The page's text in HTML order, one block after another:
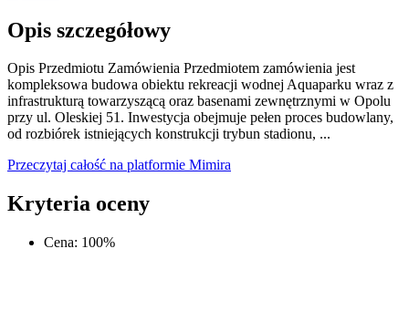
Opis szczegółowy
Opis Przedmiotu Zamówienia Przedmiotem zamówienia jest
kompleksowa budowa obiektu rekreacji wodnej Aquaparku wraz z
infrastrukturą towarzyszącą oraz basenami zewnętrznymi w Opolu
przy ul. Oleskiej 51. Inwestycja obejmuje pełen proces budowlany,
od rozbiórek istniejących konstrukcji trybun stadionu, ...
Przeczytaj całość na platformie Mimira
Kryteria oceny
Cena: 100%